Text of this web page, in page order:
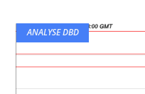
ANALYSE DBD